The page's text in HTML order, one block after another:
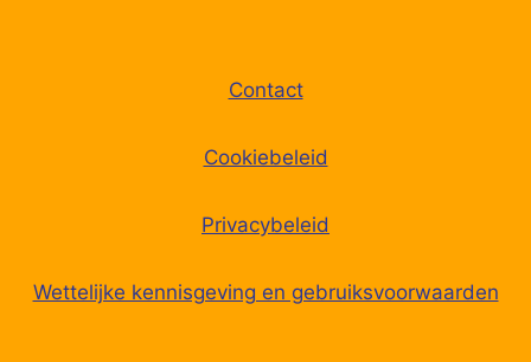
Contact
Cookiebeleid
Privacybeleid
Wettelijke kennisgeving en gebruiksvoorwaarden